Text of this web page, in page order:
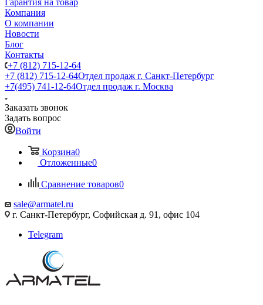
Гарантия на товар
Компания
О компании
Новости
Блог
Контакты
+7 (812) 715-12-64
+7 (812) 715-12-64Отдел продаж г. Санкт-Петербург
+7(495) 741-12-64Отдел продаж г. Москва
Заказать звонок
Задать вопрос
Войти
Корзина0
Отложенные0
Сравнение товаров0
sale@armatel.ru
г. Санкт-Петербург, Софийская д. 91, офис 104
Telegram